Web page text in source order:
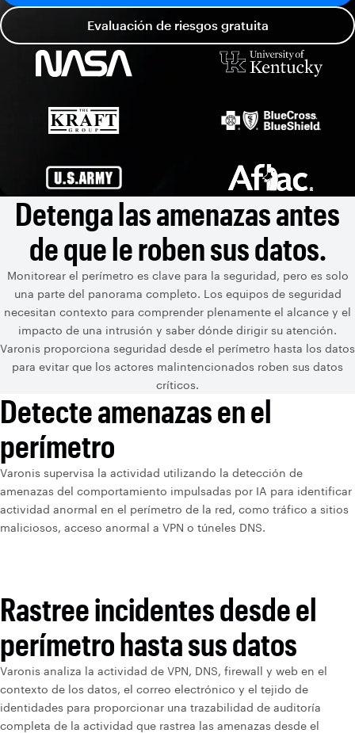
Evaluación de riesgos gratuita
Detenga las amenazas antes
de que le roben sus datos.
Monitorear el perímetro es clave para la seguridad, pero es solo
una parte del panorama completo. Los equipos de seguridad
necesitan contexto para comprender plenamente el alcance y el
impacto de una intrusión y saber dónde dirigir su atención.
Varonis proporciona seguridad desde el perímetro hasta los datos
para evitar que los actores malintencionados roben sus datos
críticos.
Detecte amenazas en el
perímetro
Varonis supervisa la actividad utilizando la detección de
amenazas del comportamiento impulsadas por IA para identificar
actividad anormal en el perímetro de la red, como tráfico a sitios
maliciosos, acceso anormal a VPN o túneles DNS.
Rastree incidentes desde el
perímetro hasta sus datos
Varonis analiza la actividad de VPN, DNS, firewall y web en el
contexto de los datos, el correo electrónico y el tejido de
identidades para proporcionar una trazabilidad de auditoría
completa de la actividad que rastrea las amenazas desde el